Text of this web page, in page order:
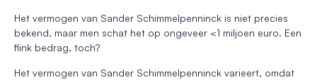
Het vermogen van Sander Schimmelpenninck is niet precies
bekend, maar men schat het op ongeveer <1 miljoen euro. Een
flink bedrag, toch?
Het vermogen van Sander Schimmelpenninck varieert, omdat